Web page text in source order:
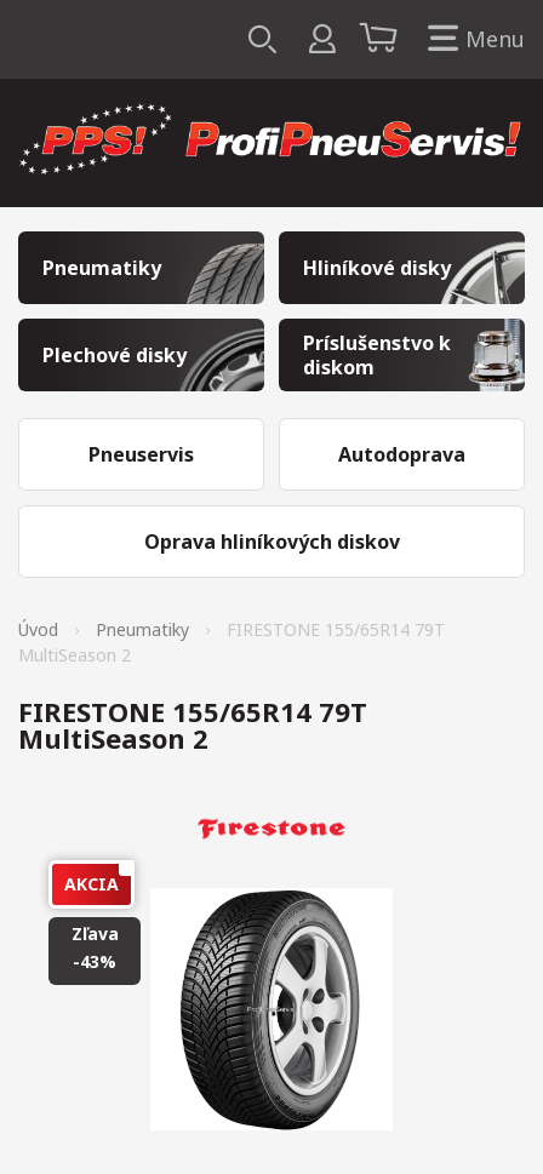
Menu
Pneumatiky Hliníkové disky
Plechové disky
Príslušenstvo k
diskom
Pneuservis
Oprava hliníkových diskov
Autodoprava
Úvod Pneumatiky
FIRESTONE 155/65R14 79T
MultiSeason 2
FIRESTONE 155/65R14 79T
MultiSeason 2
AKCIA
Zľava
-43%